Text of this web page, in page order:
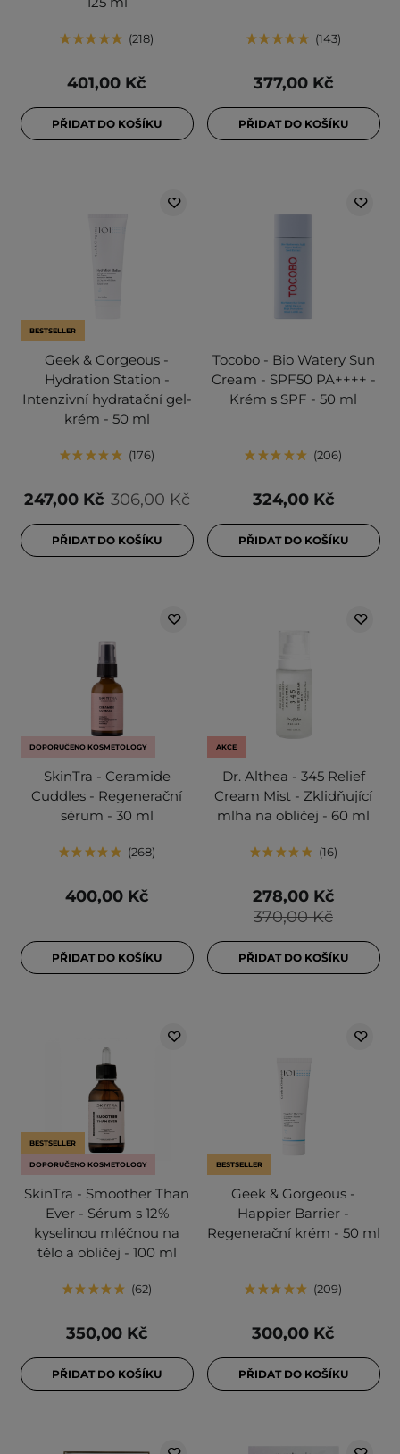
218
401,00 Kč
PŘIDAT DO KOŠÍKU
143
377,00 Kč
PŘIDAT DO KOŠÍKU
BESTSELLER
Geek & Gorgeous -
Hydration Station -
Intenzivní hydratační gel-
krém - 50 ml
176
306,00 Kč
247,00 Kč
PŘIDAT DO KOŠÍKU
Tocobo - Bio Watery Sun
Cream - SPF50 PA++++ -
Krém s SPF - 50 ml
206
324,00 Kč
PŘIDAT DO KOŠÍKU
DOPORUČENO KOSMETOLOGY
SkinTra - Ceramide
Cuddles - Regenerační
sérum - 30 ml
268
400,00 Kč
PŘIDAT DO KOŠÍKU
AKCE
Dr. Althea - 345 Relief
Cream Mist - Zklidňující
mlha na obličej - 60 ml
16
370,00 Kč
278,00 Kč
PŘIDAT DO KOŠÍKU
BESTSELLER
DOPORUČENO KOSMETOLOGY
SkinTra - Smoother Than
Ever - Sérum s 12%
kyselinou mléčnou na
tělo a obličej - 100 ml
62
350,00 Kč
PŘIDAT DO KOŠÍKU
BESTSELLER
Geek & Gorgeous -
Happier Barrier -
Regenerační krém - 50 ml
209
300,00 Kč
PŘIDAT DO KOŠÍKU